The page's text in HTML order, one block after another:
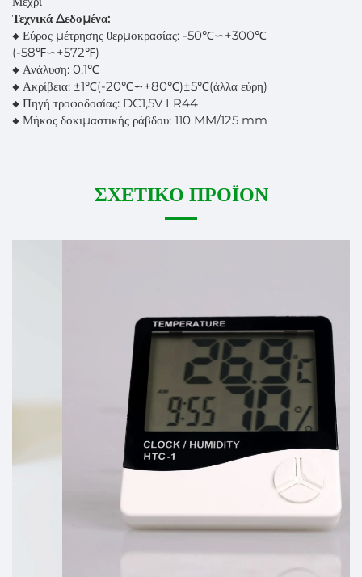
Τεχνικά Δεδομένα:
◆ Εύρος μέτρησης θερμοκρασίας: -50℃∽+300℃
(-58℉∽+572℉)
◆ Ανάλυση: 0,1℃
◆ Ακρίβεια: ±1℃(-20℃∽+80℃)±5℃(άλλα εύρη)
◆ Πηγή τροφοδοσίας: DC1,5V LR44
◆ Μήκος δοκιμαστικής ράβδου: 110 MM/125 mm
ΣΧΕΤΙΚΟ ΠΡΟΪΟΝ